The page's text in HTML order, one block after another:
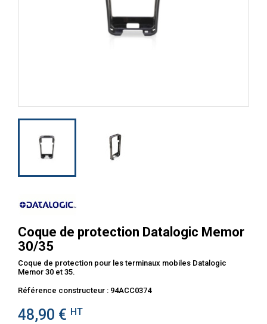
Coque de protection Datalogic Memor
30/35
Coque de protection pour les terminaux mobiles Datalogic
Memor 30 et 35.
Référence constructeur : 94ACC0374
48,90 € HT